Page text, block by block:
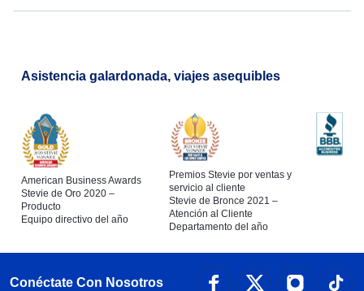
Asistencia galardonada, viajes asequibles
American Business Awards
Stevie de Oro 2020 –
Producto
Equipo directivo del año
Premios Stevie por ventas y
servicio al cliente
Stevie de Bronce 2021 –
Atención al Cliente
Departamento del año
Conéctate Con Nosotros